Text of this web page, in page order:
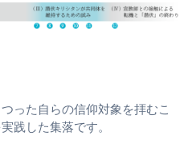
った自らの信仰対象を拝むこ
践した集落です。